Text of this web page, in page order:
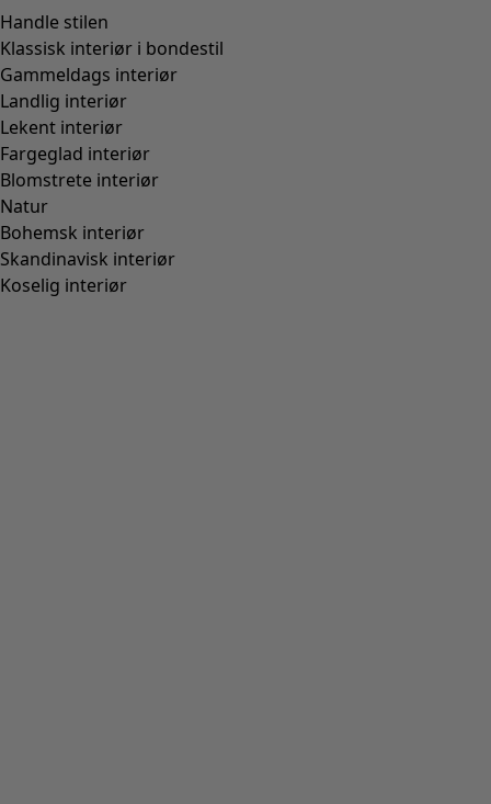
Handle stilen
Klassisk interiør i bondestil
Gammeldags interiør
Landlig interiør
Lekent interiør
Fargeglad interiør
Blomstrete interiør
Natur
Bohemsk interiør
Skandinavisk interiør
Koselig interiør